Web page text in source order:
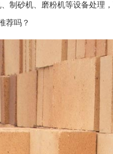
制砂机、磨粉机等设备处理
荐吗？